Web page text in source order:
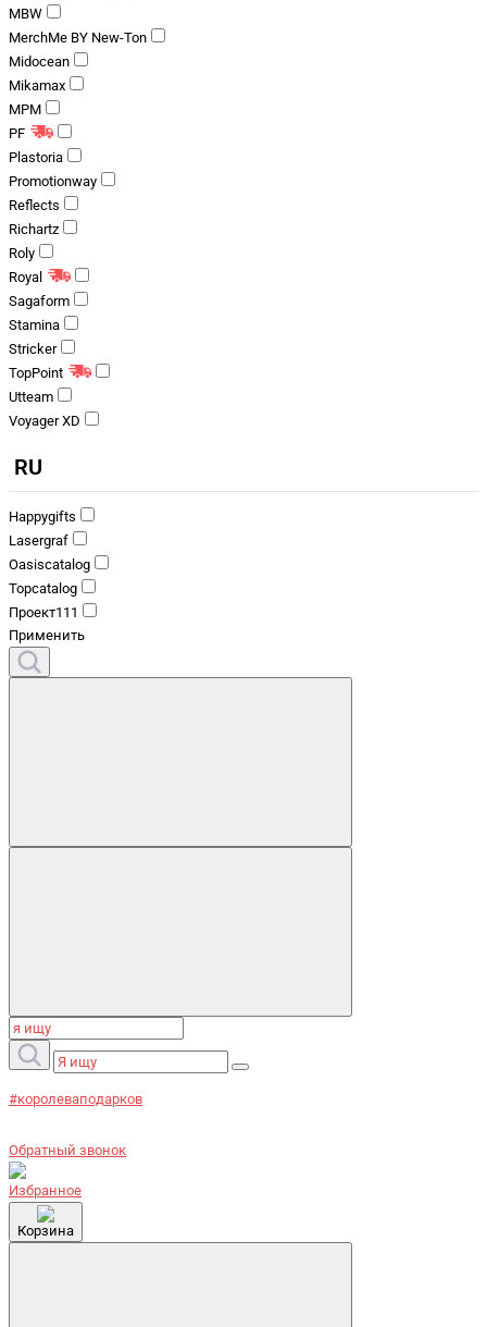
MBW
MerchMe BY New-Ton
Midocean
Mikamax
MPM
PF
Plastoria
Promotionway
Reflects
Richartz
Roly
Royal
Sagaform
Stamina
Stricker
TopPoint
Utteam
Voyager XD
RU
Happygifts
Lasergraf
Oasiscatalog
Topcatalog
Проект111
Применить
#королеваподарков
Обратный звонок
Избранное
Корзина